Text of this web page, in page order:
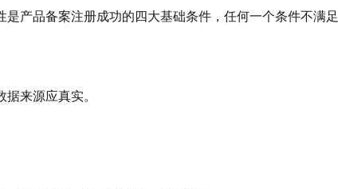
产品备案注册成功的四大基础条件，任何一个条件不满足
据来源应真实。